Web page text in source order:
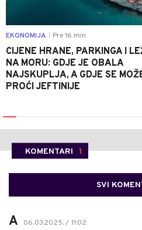
EKONOMIJA Pre 16 min
CIJENE HRANE, PARKINGA I
NA MORU: GDJE JE OBALA
NAJSKUPLJA, A GDJE SE
PROĆI JEFTINIJE
KOMENTARI 1
SVI
A 06.03.2025. / 11:02